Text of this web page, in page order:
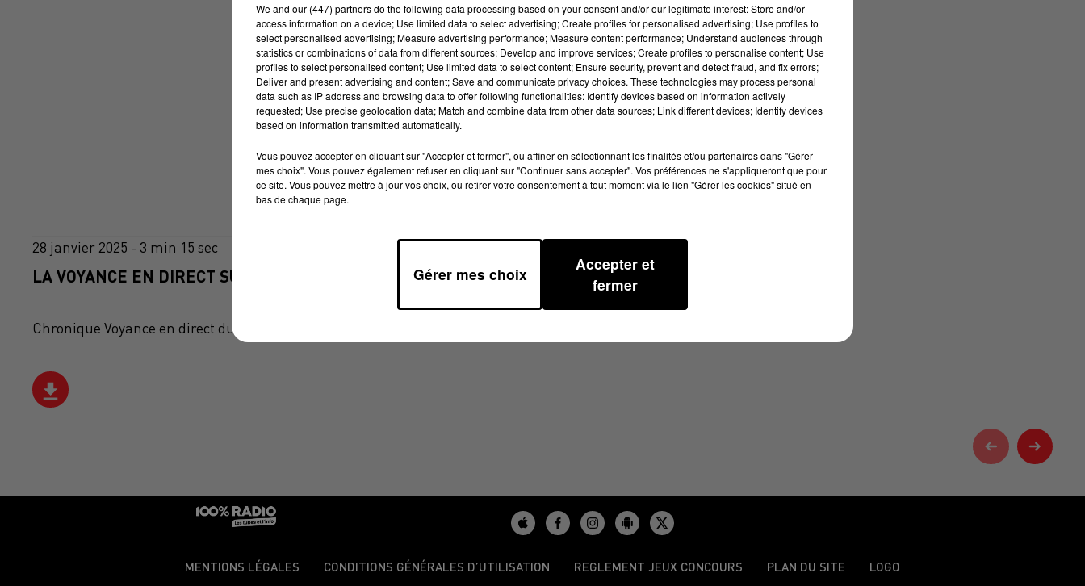
28 janvier 2025 - 3 min 15 sec
LA VOYANCE EN DIRECT SUR 100% DU 28/01/2025
Chronique Voyance en direct du 10 13 du 28/01/2025
MENTIONS LÉGALES CONDITIONS GÉNÉRALES D’UTILISATION REGLEMENT JEUX CONCOURS PLAN DU SITE LOGO
We and our (447) partnersdo the following data processing based on your consent and/or our legitimate interest: Store and/or
access information on a device; Use limited data to select advertising; Create profiles for personalised advertising; Use profiles to
select personalised advertising; Measure advertising performance; Measure content performance; Understand audiences through
statistics or combinations of data from different sources; Develop and improve services; Create profiles to personalise content; Use
profiles to select personalised content; Use limited data to select content; Ensure security, prevent and detect fraud, and fix errors;
Deliver and present advertising and content; Save and communicate privacy choices. These technologies may process personal
data such as IP address and browsing data to offer following functionalities: Identify devices based on information actively
requested; Use precise geolocation data; Match and combine data from other data sources; Link different devices; Identify devices
based on information transmitted automatically.
Vous pouvez accepter en cliquant sur "Accepter et fermer", ou affiner en sélectionnant les finalités et/ou partenaires dans "Gérer
mes choix". Vous pouvez également refuser en cliquant sur "Continuer sans accepter". Vos préférences ne s'appliqueront que pour
ce site. Vous pouvez mettre à jour vos choix, ou retirer votre consentement à tout moment via le lien "Gérer les cookies" situé en
bas de chaque page.
Gérer mes choix
Accepter et
fermer